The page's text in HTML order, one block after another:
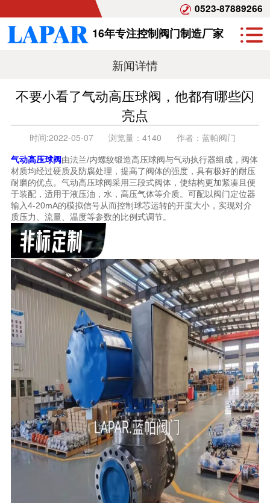
0523-87889266
16年专注控制阀门制造厂家
新闻详情
不要小看了气动高压球阀，他都有哪些闪
亮点
时间:2022-05-07 浏览量： 4140 作者： 蓝帕阀门
气动高压球阀由法兰/内螺纹锻造高压球阀与气动执行器组成，阀体
材质均经过硬质及防腐处理，提高了阀体的强度，具有极好的耐压
耐磨的优点。气动高压球阀采用三段式阀体，使结构更加紧凑且便
于装配，适用于液压油，水，高压气体等介质。可配以阀门定位器
输入4-20mA的模拟信号从而控制球芯运转的开度大小，实现对介
质压力、流量、温度等参数的比例式调节。